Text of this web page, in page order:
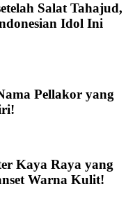
Salat Tahajud,
Idol Ini
Pellakor yang
Kaya Raya yang
Warna Kulit!